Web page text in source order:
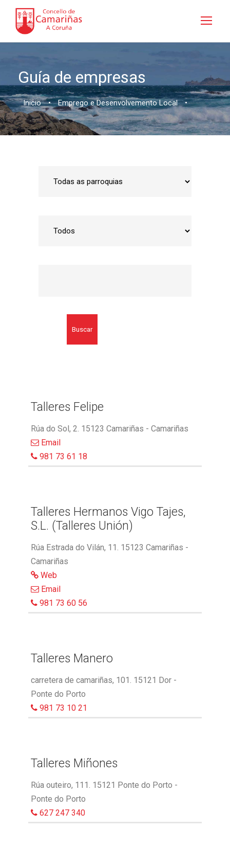
Guía de empresas
Inicio • Emprego e Desenvolvemento Local •
Buscar
Talleres Felipe
Rúa do Sol, 2. 15123 Camariñas - Camariñas
Email
981 73 61 18
Talleres Hermanos Vigo Tajes,
S.L. (Talleres Unión)
Rúa Estrada do Vilán, 11. 15123 Camariñas -
Camariñas
Web
Email
981 73 60 56
Talleres Manero
carretera de camariñas, 101. 15121 Dor -
Ponte do Porto
981 73 10 21
Talleres Miñones
Rúa outeiro, 111. 15121 Ponte do Porto -
Ponte do Porto
627 247 340